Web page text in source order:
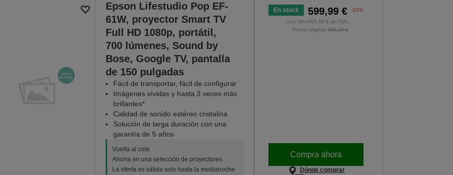
Epson Lifestudio Pop EF-
61W, proyector Smart TV
Full HD 1080p, portátil,
700 lúmenes, Sound by
Bose, Google TV, pantalla
de 150 pulgadas
Fácil de transportar, fácil de configurar
Imágenes vívidas y hasta 3 veces más
brillantes*
Calidad de sonido estéreo cristalina
Solución de larga duración con una
garantía de 5 años
Vuelta al cole
Ahorra en una selección de proyectores.
La oferta es válida solo hasta la medianoche
En stock 599,99 € -21%
con IVA (495,86 € sin IVA)
Precio original756,24 €
Compra ahora
Dónde comprar